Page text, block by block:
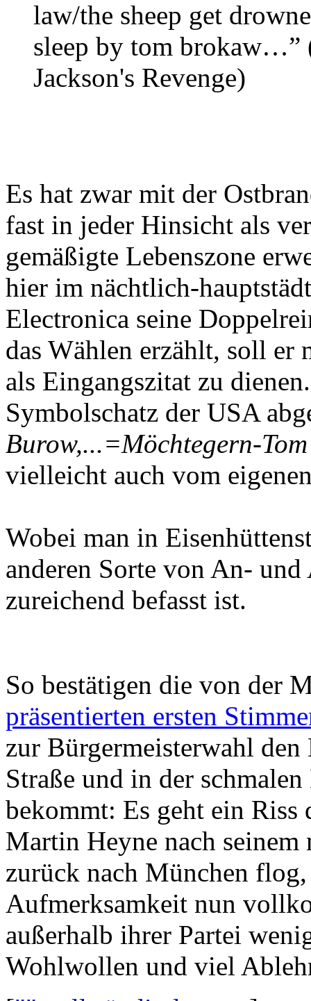
law/the sheep get
sleep by tom brokaw…”
Jackson's Revenge)
Es hat zwar mit der
fast in jeder Hinsicht als
gemäßigte Lebenszone
hier im nächtlich-
Electronica seine
das Wählen erzählt, soll er
als Eingangszitat zu
Symbolschatz der USA
Burow,...=Möchtegern-
vielleicht auch vom
Wobei man in
anderen Sorte von An-
zureichend befasst ist.
So bestätigen die von der
präsentierten ersten
zur Bürgermeisterwahl
Straße und in der
bekommt: Es geht ein Riss
Martin Heyne nach
zurück nach München
Aufmerksamkeit nun
außerhalb ihrer Partei
Wohlwollen und viel